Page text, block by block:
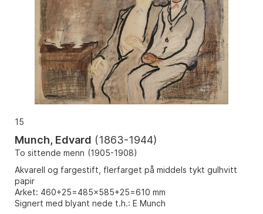
15
Munch, Edvard (1863-1944)
To sittende menn (1905-1908)
Akvarell og fargestift, flerfarget på middels tykt gulhvitt
papir
Arket: 460+25=485x585+25=610 mm
Signert med blyant nede t.h.: E Munch